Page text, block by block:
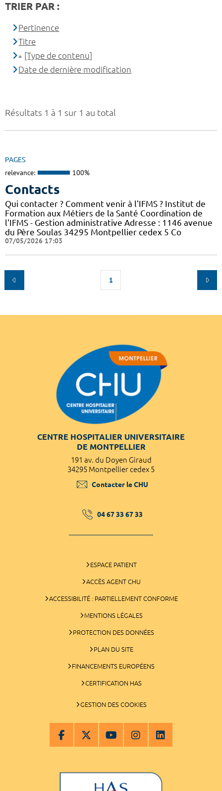
Résultats 1 à 1 sur 1 au total
PAGES
relevance: 100%
Contacts
Qui contacter ? Comment venir à l'IFMS ? Institut de
Formation aux Métiers de la Santé Coordination de
l'IFMS - Gestion administrative Adresse : 1146 avenue
du Père Soulas 34295 Montpellier cedex 5 Co
07/05/2026 17:03
1
TRIER PAR :
Pertinence
Titre
[Type de contenu]
Date de dernière modification
CENTRE HOSPITALIER UNIVERSITAIRE
DE MONTPELLIER
191 av. du Doyen Giraud
34295 Montpellier cedex 5
Contacter le CHU
04 67 33 67 33
ESPACE PATIENT
ACCÈS AGENT CHU
ACCESSIBILITÉ : PARTIELLEMENT CONFORME
MENTIONS LÉGALES
PROTECTION DES DONNÉES
PLAN DU SITE
FINANCEMENTS EUROPÉENS
CERTIFICATION HAS
GESTION DES COOKIES